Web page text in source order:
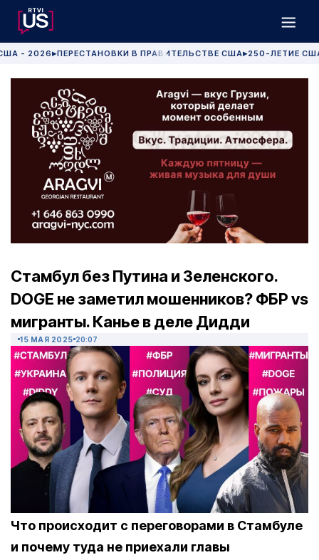
- 2026 ▶ПЕРЕСТАНОВКИ В ПРАВИТЕЛЬСТВЕ США▶250-ЛЕТИЕ
Стамбул без Путина и Зеленского.
DOGE не заметил мошенников? ФБР vs
мигранты. Канье в деле Дидди
15 МАЯ 2025 20:07
Что происходит с переговорами в Стамбуле
и почему туда не приехали главы